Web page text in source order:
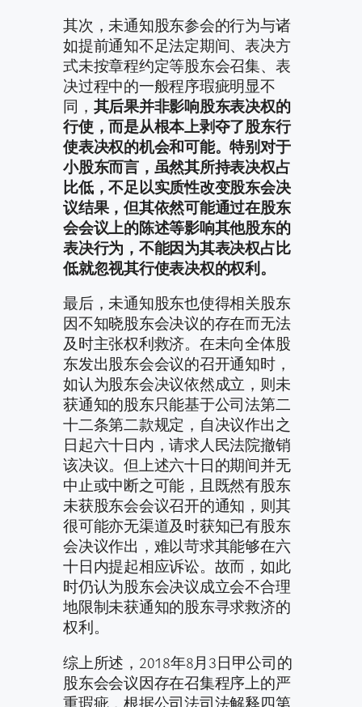
其次，未通知股东参会的行为与诸
如提前通知不足法定期间、表决方
式未按章程约定等股东会召集、表
决过程中的一般程序瑕疵明显不
同， 其后果并非影响股东表决权的
行使，而是从根本上剥夺了股东行
使表决权的机会和可能。特别对于
小股东而言，虽然其所持表决权占
比低，不足以实质性改变股东会决
议结果，但其依然可能通过在股东
会会议上的陈述等影响其他股东的
表决行为，不能因为其表决权占比
低就忽视其行使表决权的权利。
最后，未通知股东也使得相关股东
因不知晓股东会决议的存在而无法
及时主张权利救济。在未向全体股
东发出股东会会议的召开通知时，
如认为股东会决议依然成立，则未
获通知的股东只能基于公司法第二
十二条第二款规定，自决议作出之
日起六十日内，请求人民法院撤销
该决议。但上述六十日的期间并无
中止或中断之可能，且既然有股东
未获股东会会议召开的通知，则其
很可能亦无渠道及时获知已有股东
会决议作出，难以苛求其能够在六
十日内提起相应诉讼。故而，如此
时仍认为股东会决议成立会不合理
地限制未获通知的股东寻求救济的
权利。
综上所述，2018年8月3日甲公司的
股东会会议因存在召集程序上的严
重瑕疵，根据公司法司法解释四第